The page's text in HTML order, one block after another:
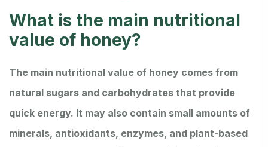
What is the main nutritional
value of honey?
The main nutritional value of honey comes from
natural sugars and carbohydrates that provide
quick energy. It may also contain small amounts of
minerals, antioxidants, enzymes, and plant-based